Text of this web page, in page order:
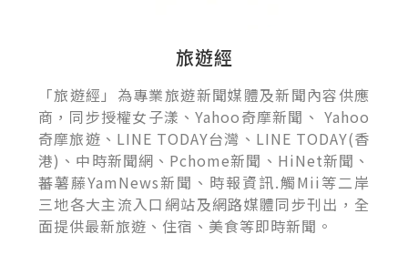
旅遊經
「旅遊經」為專業旅遊新聞媒體及新聞內容供應
商，同步授權女子漾、Yahoo奇摩新聞、 Yahoo
奇摩旅遊、LINE TODAY台灣、LINE TODAY(香
港)、中時新聞網、Pchome新聞、HiNet新聞、
蕃薯藤YamNews新聞、時報資訊.觸Mii等二岸
三地各大主流入口網站及網路媒體同步刊出，全
面提供最新旅遊、住宿、美食等即時新聞。